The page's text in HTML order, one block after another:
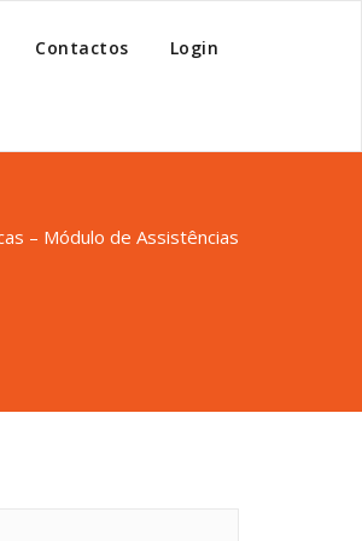
Contactos Login
– Módulo de Assistências